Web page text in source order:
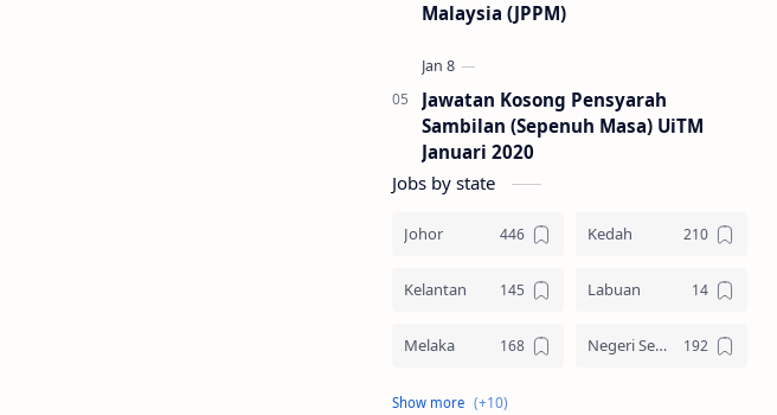
Malaysia (JPPM)
Jawatan Kosong Pensyarah
Sambilan (Sepenuh Masa) UiTM
Januari 2020
Jobs by state
Johor Kedah
Kelantan Labuan
Melaka Negeri Sembilan
Pahang